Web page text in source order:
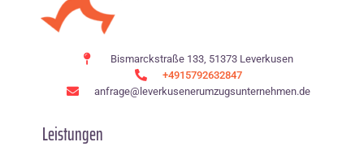
Bismarckstraße 133, 51373 Leverkusen
+4915792632847
anfrage@leverkusenerumzugsunternehmen.de
Leistungen